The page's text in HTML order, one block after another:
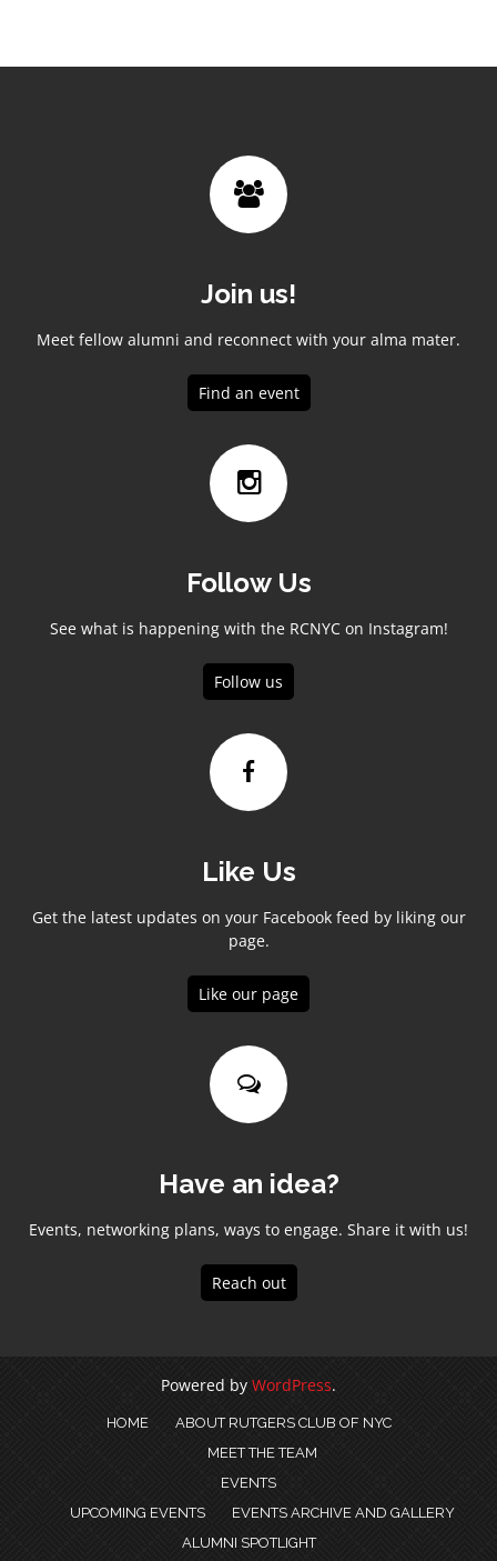
Join us!
Meet fellow alumni and reconnect with your alma mater.
Find an event
Follow Us
See what is happening with the RCNYC on Instagram!
Follow us
Like Us
Get the latest updates on your Facebook feed by liking our
page.
Like our page
Have an idea?
Events, networking plans, ways to engage. Share it with us!
Reach out
Powered by WordPress.
HOME
ABOUT RUTGERS CLUB OF NYC
MEET THE TEAM
EVENTS
UPCOMING EVENTS
EVENTS ARCHIVE AND GALLERY
ALUMNI SPOTLIGHT